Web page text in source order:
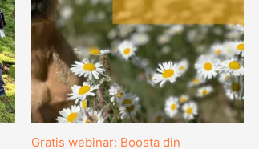
Gratis webinar: Boosta din